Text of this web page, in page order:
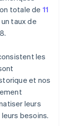
totale de 11
taux de
les
et nos
leurs
besoins.